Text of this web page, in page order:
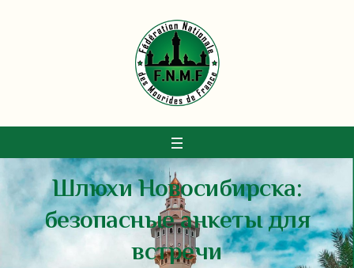
Шлюхи Новосибирска:
безопасные анкеты для
встречи